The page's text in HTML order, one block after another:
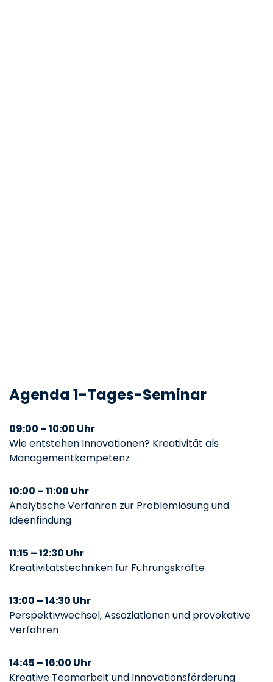
Agenda 1-Tages-Seminar
09:00 – 10:00 Uhr
Wie entstehen Innovationen? Kreativität als
Managementkompetenz
10:00 – 11:00 Uhr
Analytische Verfahren zur Problemlösung und
Ideenfindung
11:15 – 12:30 Uhr
Kreativitätstechniken für Führungskräfte
13:00 – 14:30 Uhr
Perspektivwechsel, Assoziationen und provokative
Verfahren
14:45 – 16:00 Uhr
Kreative Teamarbeit und Innovationsförderung